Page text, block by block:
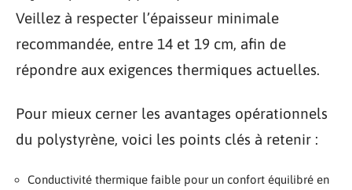
Veillez à respecter l’épaisseur minimale
recommandée, entre 14 et 19 cm, afin de
répondre aux exigences thermiques actuelles.
Pour mieux cerner les avantages opérationnels
du polystyrène, voici les points clés à retenir :
Conductivité thermique faible pour un confort équilibré en